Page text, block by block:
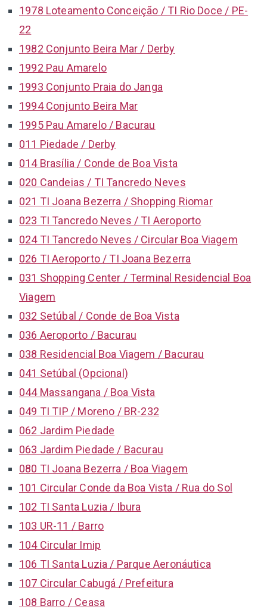
1978 Loteamento Conceição / TI Rio Doce / PE-
22
1982 Conjunto Beira Mar / Derby
1992 Pau Amarelo
1993 Conjunto Praia do Janga
1994 Conjunto Beira Mar
1995 Pau Amarelo / Bacurau
011 Piedade / Derby
014 Brasília / Conde de Boa Vista
020 Candeias / TI Tancredo Neves
021 TI Joana Bezerra / Shopping Riomar
023 TI Tancredo Neves / TI Aeroporto
024 TI Tancredo Neves / Circular Boa Viagem
026 TI Aeroporto / TI Joana Bezerra
031 Shopping Center / Terminal Residencial Boa
Viagem
032 Setúbal / Conde de Boa Vista
036 Aeroporto / Bacurau
038 Residencial Boa Viagem / Bacurau
041 Setúbal (Opcional)
044 Massangana / Boa Vista
049 TI TIP / Moreno / BR-232
062 Jardim Piedade
063 Jardim Piedade / Bacurau
080 TI Joana Bezerra / Boa Viagem
101 Circular Conde da Boa Vista / Rua do Sol
102 TI Santa Luzia / Ibura
103 UR-11 / Barro
104 Circular Imip
106 TI Santa Luzia / Parque Aeronáutica
107 Circular Cabugá / Prefeitura
108 Barro / Ceasa